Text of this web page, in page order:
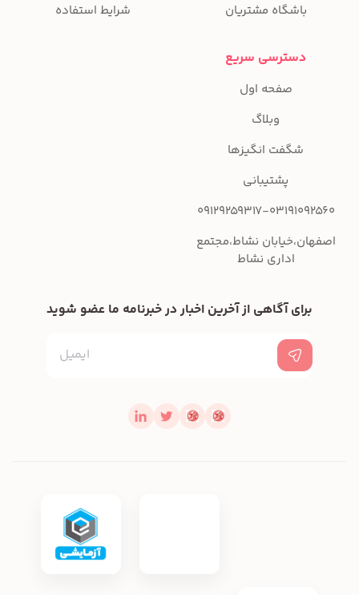
باشگاه مشتریان
شرایط استفاده
دسترسی سریع
صفحه اول
وبلاگ
شگفت انگیزها
پشتیبانی
09129259317-03191092560
اصفهان،خیابان نشاط،مجتمع
اداری نشاط
برای آگاهی از آخرین اخبار در خبرنامه ما عضو شوید